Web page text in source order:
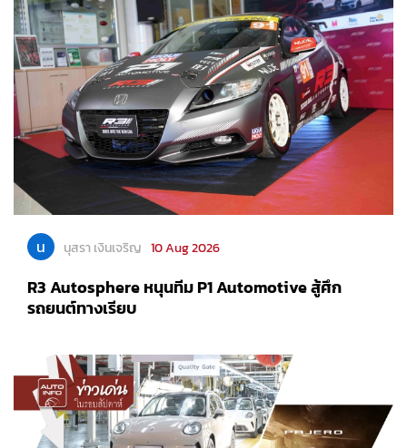
น นุสรา เงินเจริญ 10 Aug 2026
R3 Autosphere หนุนทีม P1 Automotive สู้ศึก
รถยนต์ทางเรียบ